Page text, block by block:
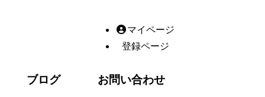
マイページ
登録ページ
整体・鍼灸・産後の骨盤矯正・交通事故・脂肪冷却（ダ
ブログ お問い合わせ